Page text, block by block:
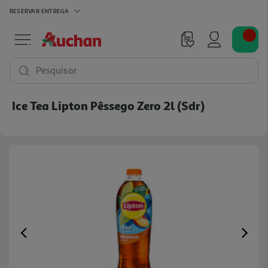
RESERVAR ENTREGA
Pesquisar
Ice Tea Lipton Pêssego Zero 2l (sdr)
Previous